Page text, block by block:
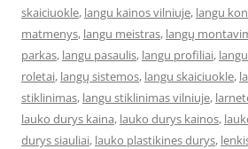
skaiciuokle, langu kainos vilniuje, langu
matmenys, langu meistras, langų
parkas, langu pasaulis, langu profiliai,
roletai, langų sistemos, langu skaiciuokle,
stiklinimas, langu stiklinimas vilniuje,
lauko durys kaina, lauko durys kainos,
durys siauliai, lauko plastikines durys,